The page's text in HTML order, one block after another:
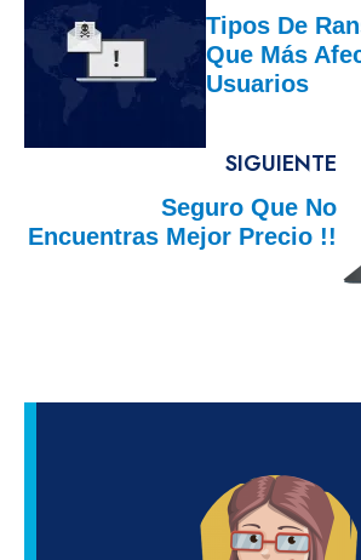
Tipos De
Que Más
Usuarios
SIGUIENTE
Seguro Que No
Encuentras Mejor Precio !!